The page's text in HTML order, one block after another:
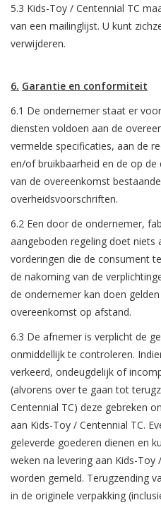
5.3 Kids-Toy / Centennial TC
van een mailinglijst. U kunt
verwijderen.
6. Garantie en conformiteit
6.1 De ondernemer staat er
diensten voldoen aan de
vermelde specificaties, aan de
en/of bruikbaarheid en de op
van de overeenkomst
overheidsvoorschriften.
6.2 Een door de ondernemer,
aangeboden regeling doet niets
vorderingen die de consument
de nakoming van de
de ondernemer kan doen
overeenkomst op afstand.
6.3 De afnemer is verplicht de
onmiddellijk te controleren.
verkeerd, ondeugdelijk of
(alvorens over te gaan tot
Centennial TC) deze gebreken
aan Kids-Toy / Centennial TC.
geleverde goederen dienen en
weken na levering aan Kids-Toy
worden gemeld. Terugzending
in de originele verpakking